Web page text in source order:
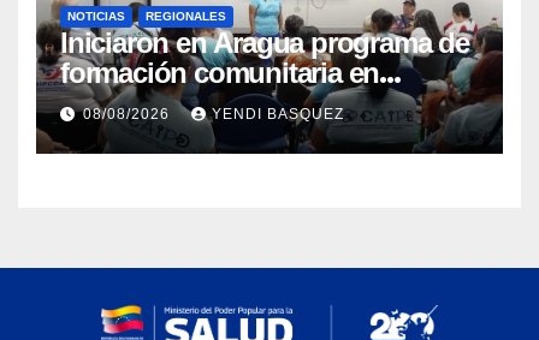
NOTICIAS REGIONALES
Iniciaron en Aragua programa de
formación comunitaria en
atención a personas con
discapacidad
08/08/2026 YENDI BASQUEZ